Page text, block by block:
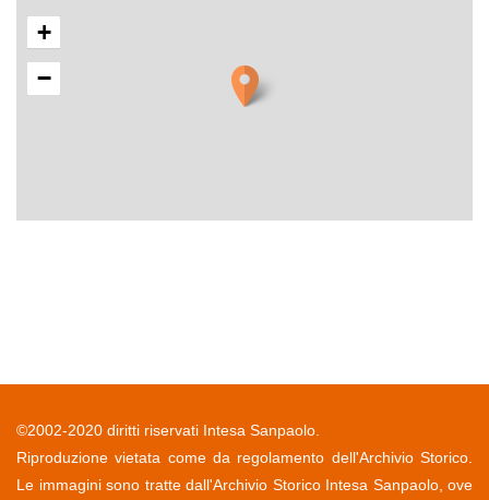
+
−
©2002-2020 diritti riservati Intesa Sanpaolo.
Riproduzione vietata come da regolamento dell'Archivio Storico.
Le immagini sono tratte dall'Archivio Storico Intesa Sanpaolo, ove